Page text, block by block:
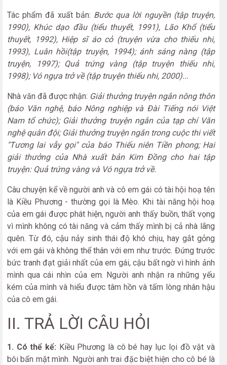
Tác phẩm đã xuất bản: Bước qua lời nguyền (tập truyện,
1990), Khúc dạo đầu (tiểu thuyết, 1991), Lão Khổ (tiểu
thuyết, 1992), Hiệp sĩ áo cỏ (truyện vừa cho thiếu nhi,
1993), Luân hồi(tập truyện, 1994); ánh sáng nàng (tập
truyện, 1997); Quả trứng vàng (tập truyện thiếu nhi,
1998); Vó ngựa trở về (tập truyện thiếu nhi, 2000)...
Nhà văn đã được nhận: Giải thưởng truyện ngắn nông thôn
(báo Văn nghệ, báo Nông nghiệp và Đài Tiếng nói Việt
Nam tổ chức); Giải thưởng truyện ngắn của tạp chí Văn
nghệ quân đội; Giải thưởng truyện ngắn trong cuộc thi viết
"Tương lai vẫy gọi" của báo Thiếu niên Tiền phong; Hai
giải thưởng của Nhà xuất bản Kim Đồng cho hai tập
truyện: Quả trứng vàng và Vó ngựa trở về.
Câu chuyện kể về người anh và cô em gái có tài hội hoạ tên
là Kiều Phương - thường gọi là Mèo. Khi tài năng hội hoạ
của em gái được phát hiện, người anh thấy buồn, thất vọng
vì mình không có tài năng và cảm thấy mình bị cả nhà lãng
quên. Từ đó, cậu nảy sinh thái độ khó chịu, hay gắt gỏng
với em gái và không thể thân với em như trước. Đứng trước
bức tranh đạt giải nhất của em gái, cậu bất ngờ vì hình ảnh
mình qua cái nhìn của em. Người anh nhận ra những yếu
kém của mình và hiểu được tâm hồn và tấm lòng nhân hậu
của cô em gái.
II. TRẢ LỜI CÂU HỎI
1. Có thể kể: Kiều Phương là cô bé hay lục lọi đồ vật và
bôi bẩn mặt mình. Người anh trai đặc biệt hiện cho cô bé là